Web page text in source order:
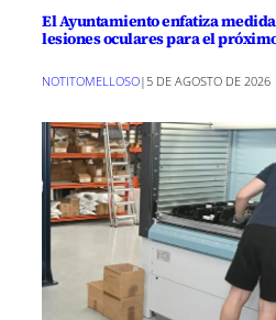
El Ayuntamiento enfatiza
lesiones oculares para el
NOTITOMELLOSO|5 DE AGOSTO DE 2026